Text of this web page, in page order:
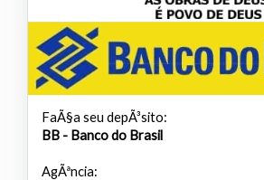
FaÃ§a seu depÃ³sito:
BB - Banco do Brasil
AgÃªncia: